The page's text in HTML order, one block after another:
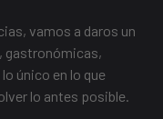
vamos a daros un
gastronómicas,
único en lo que
lo antes posible.